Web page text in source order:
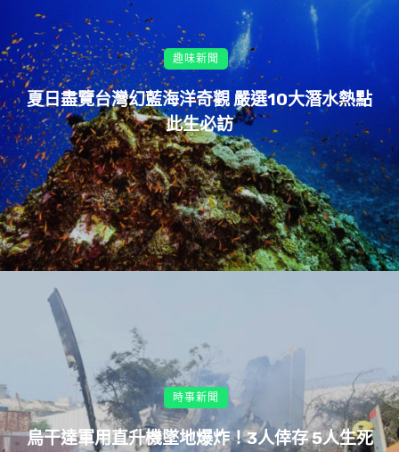
趣味新聞
夏日盡覽台灣幻藍海洋奇觀 嚴選10大潛水熱點
此生必訪
時事新聞
烏干達軍用直升機墜地爆炸！3人倖存 5人生死